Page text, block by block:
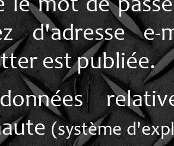
le mot de
d'adresse
est publiée.
(système